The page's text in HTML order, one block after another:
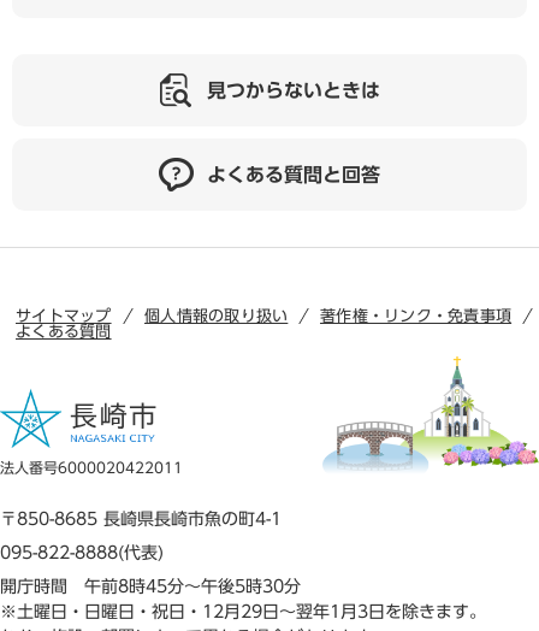
見つからないときは
よくある質問と回答
サイトマップ 個人情報の取り扱い
著作権・リンク・免責事項
よくある質問
法人番号6000020422011
〒850-8685 長崎県長崎市魚の町4-1
095-822-8888(代表)
開庁時間 午前8時45分～午後5時30分
※土曜日・日曜日・祝日・12月29日～翌年1月3日を除きます。